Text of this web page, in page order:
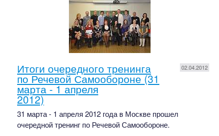
Итоги очередного тренинга
по Речевой Самообороне (31
марта - 1 апреля
2012)
02.04.2012
31 марта - 1 апреля 2012 года в Москве прошел
очередной тренинг по Речевой Самообороне.